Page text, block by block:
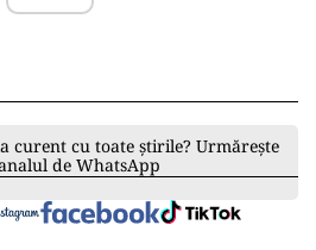
curent cu toate știrile? Urmărește
de WhatsApp